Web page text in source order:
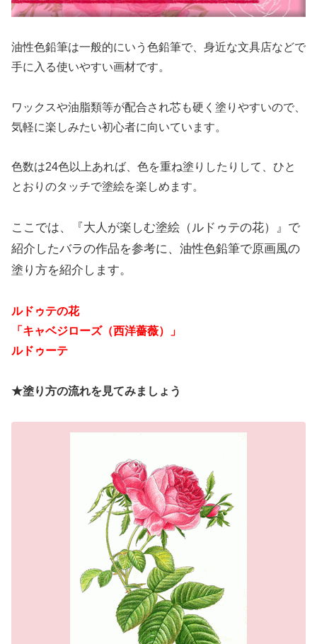
油性色鉛筆は一般的にいう色鉛筆で、身近な文具店などで
手に入る使いやすい画材です。
ワックスや油脂類等が配合され芯も硬く塗りやすいので、
気軽に楽しみたい初心者に向いています。
色数は24色以上あれば、色を重ね塗りしたりして、ひと
とおりのタッチで塗絵を楽しめます。
ここでは、『大人が楽しむ塗絵（ルドゥテの花）』で
紹介したバラの作品を参考に、油性色鉛筆で原画風の
塗り方を紹介します。
ルドゥテの花
「キャベジローズ（西洋薔薇）」
ルドゥーテ
★塗り方の流れを見てみましょう